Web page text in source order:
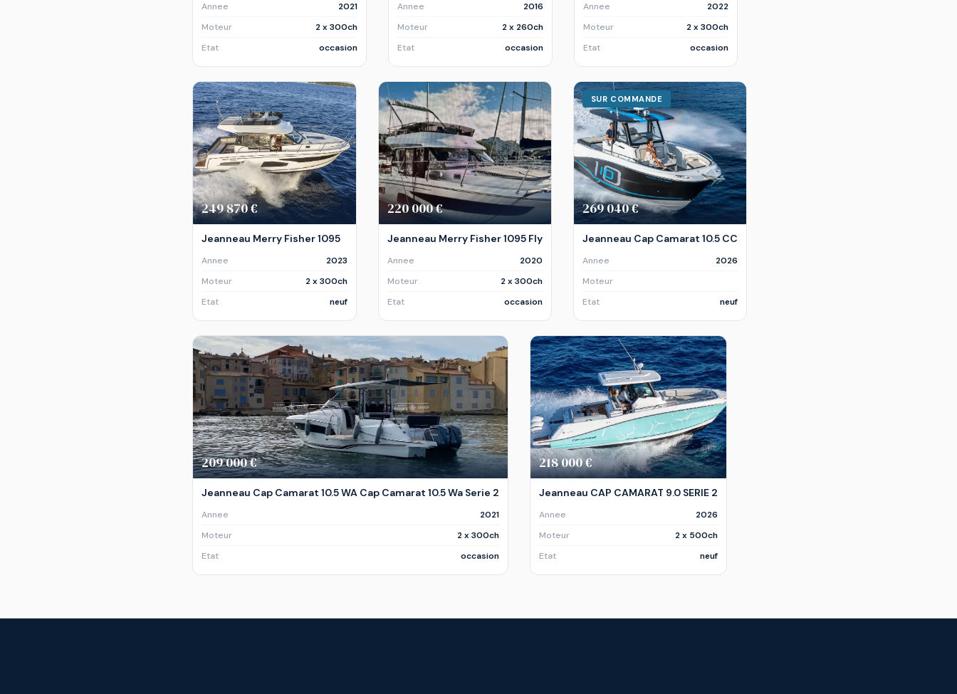
Annee
2021
Moteur
2 x 300ch
Etat
occasion
Annee
2016
Moteur
2 x 260ch
Etat
occasion
Annee
2022
Moteur
2 x 300ch
Etat
occasion
249 870 €
Jeanneau Merry Fisher 1095
Annee
2023
Moteur
2 x 300ch
Etat
neuf
220 000 €
Jeanneau Merry Fisher 1095 Fly
Annee
2020
Moteur
2 x 300ch
Etat
occasion
SUR COMMANDE
269 040 €
Jeanneau Cap Camarat 10.5 CC
Annee
2026
Moteur
Etat
neuf
209 000 €
Jeanneau Cap Camarat 10.5 WA Cap Camarat 10.5 Wa Serie 2
Annee
2021
Moteur
2 x 300ch
Etat
occasion
218 000 €
Jeanneau CAP CAMARAT 9.0 SERIE 2
Annee
2026
Moteur
2 x 500ch
Etat
neuf